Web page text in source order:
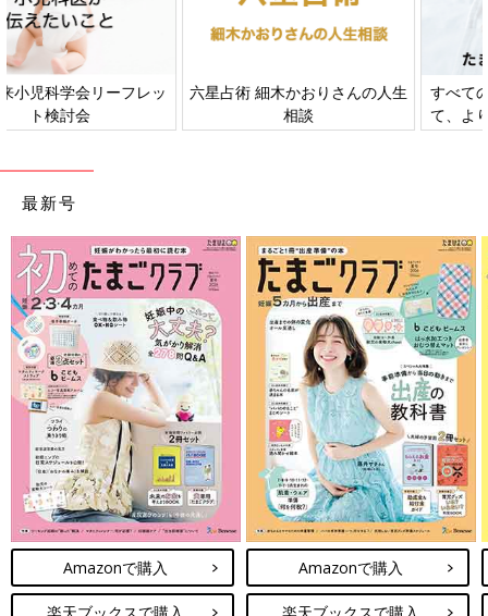
すべての赤ちゃんや家族にとっ
て、よりよい社会・環境となる
ことをめざしてさまざまな課題
赤ちゃんの肌トラブル、アレル
最新号
Amazonで購入 Amazonで購入